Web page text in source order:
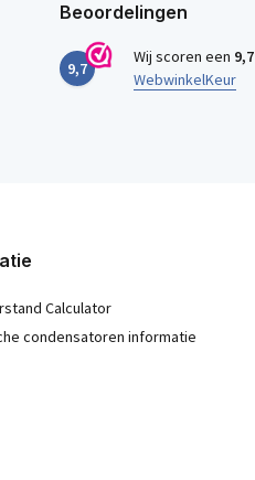
Beoordelingen
9,7
Wij scoren een 9,7
WebwinkelKeur
Calculator
condensatoren informatie